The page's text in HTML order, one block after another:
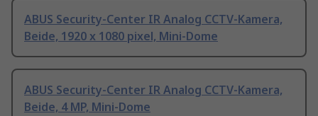
ABUS Security-Center IR Analog CCTV-Kamera,
Beide, 1920 x 1080 pixel, Mini-Dome
ABUS Security-Center IR Analog CCTV-Kamera,
Beide, 4 MP, Mini-Dome